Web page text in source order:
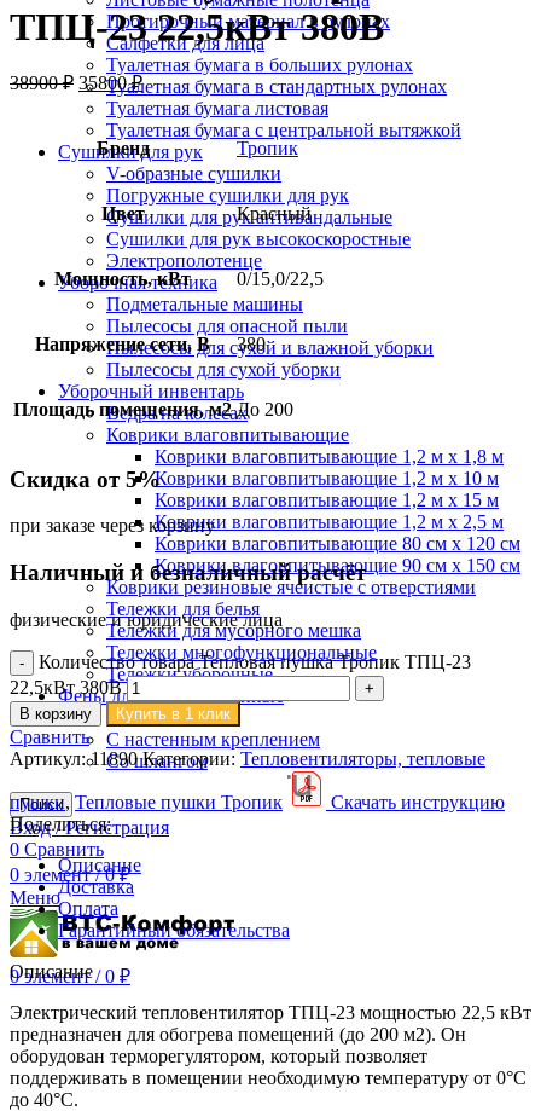
Протирочный материал в рулонах
Салфетки для лица
Туалетная бумага в больших рулонах
Туалетная бумага в стандартных рулонах
Туалетная бумага листовая
Туалетная бумага с центральной вытяжкой
Сушилки для рук
V-образные сушилки
Погружные сушилки для рук
Сушилки для рук антивандальные
Сушилки для рук высокоскоростные
Электрополотенце
Уборочная техника
Подметальные машины
Пылесосы для опасной пыли
Пылесосы для сухой и влажной уборки
Пылесосы для сухой уборки
Уборочный инвентарь
Ведра на колесах
Коврики влаговпитывающие
Коврики влаговпитывающие 1,2 м х 1,8 м
Коврики влаговпитывающие 1,2 м х 10 м
Коврики влаговпитывающие 1,2 м х 15 м
Коврики влаговпитывающие 1,2 м х 2,5 м
Коврики влаговпитывающие 80 см х 120 см
Коврики влаговпитывающие 90 см х 150 см
Коврики резиновые ячеистые с отверстиями
Тележки для белья
Тележки для мусорного мешка
Тележки многофункциональные
Тележки уборочные
Фены для волос настенные
Классические
С настенным креплением
Со шлангом
Поиск
Вход / Регистрация
0 Сравнить
0 элемент / 0₽
Меню
0элемент / 0 ₽
ТПЦ-23 22,5кВт 380В
38900₽ 35800₽
Бренд Тропик
Цвет Красный
Мощность, кВт 0/15,0/22,5
Напряжение сети, В 380
Площадь помещения, м2 До 200
Скидка от 5%
при заказе через корзину
Наличный и безналичный расчёт
физические и юридические лица
Количество товара Тепловая пушка Тропик ТПЦ-23
22,5кВт 380В
В корзину Купить в 1 клик
Сравнить
Артикул:11890Категории: Тепловентиляторы, тепловые
пушки, Тепловые пушки Тропик
Скачать инструкцию
Поделиться:
Описание
Доставка
Оплата
Гарантийный обязательства
Описание
Электрический тепловентилятор ТПЦ-23 мощностью 22,5 кВт
предназначен для обогрева помещений (до 200 м2). Он
оборудован терморегулятором, который позволяет
поддерживать в помещении необходимую температуру от 0°С
до 40°С.